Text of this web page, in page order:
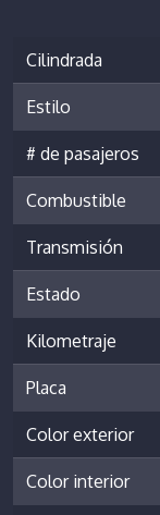
Cilindrada
Estilo
# de pasajeros
Combustible
Transmisión
Estado
Kilometraje
Placa
Color exterior
Color interior